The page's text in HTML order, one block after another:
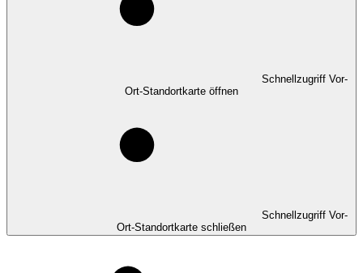
Schnellzugriff Vor-
Ort-Standortkarte öffnen
Schnellzugriff Vor-
Ort-Standortkarte schließen